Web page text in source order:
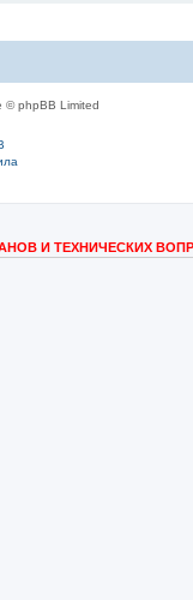
© phpBB Limited
И ТЕХНИЧЕСКИХ